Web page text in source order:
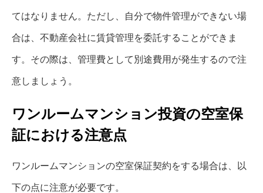
てはなりません。ただし、自分で物件管理ができない場
合は、不動産会社に賃貸管理を委託することができま
す。その際は、管理費として別途費用が発生するので注
意しましょう。
ワンルームマンション投資の空室保
証における注意点
ワンルームマンションの空室保証契約をする場合は、以
下の点に注意が必要です。